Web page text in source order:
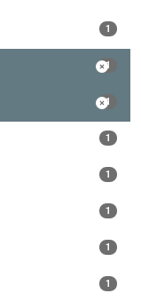
1
1
1
1
1
1
1
1